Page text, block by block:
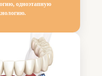
одноэтапную